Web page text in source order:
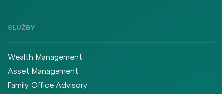
SLUŽBY
Wealth Management
Asset Management
Family Office Advisory